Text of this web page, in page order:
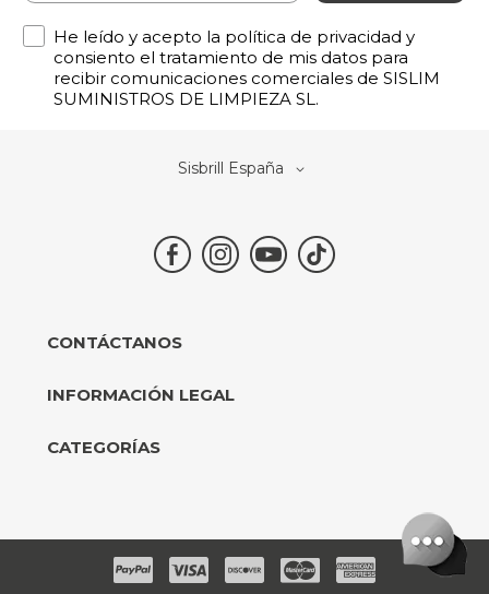
Política de Privacidad
He leído y acepto la política de privacidad y
consiento el tratamiento de mis datos para
recibir comunicaciones comerciales de SISLIM
SUMINISTROS DE LIMPIEZA SL.
Select
Sisbrill España
CONTÁCTANOS
INFORMACIÓN LEGAL
CATEGORÍAS